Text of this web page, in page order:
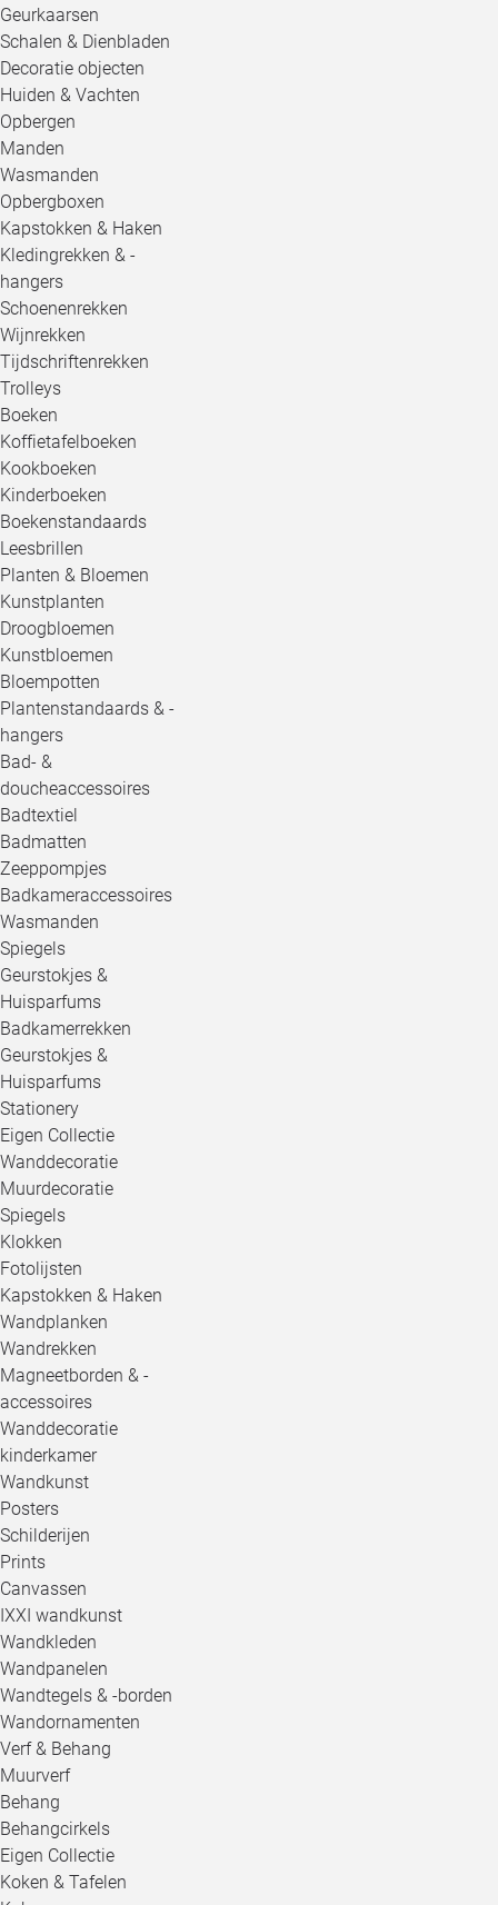
Geurkaarsen
Schalen & Dienbladen
Decoratie objecten
Huiden & Vachten
Opbergen
Manden
Wasmanden
Opbergboxen
Kapstokken & Haken
Kledingrekken & -
hangers
Schoenenrekken
Wijnrekken
Tijdschriftenrekken
Trolleys
Boeken
Koffietafelboeken
Kookboeken
Kinderboeken
Boekenstandaards
Leesbrillen
Planten & Bloemen
Kunstplanten
Droogbloemen
Kunstbloemen
Bloempotten
Plantenstandaards & -
hangers
Bad- &
doucheaccessoires
Badtextiel
Badmatten
Zeeppompjes
Badkameraccessoires
Wasmanden
Spiegels
Geurstokjes &
Huisparfums
Badkamerrekken
Geurstokjes &
Huisparfums
Stationery
Eigen Collectie
Wanddecoratie
Muurdecoratie
Spiegels
Klokken
Fotolijsten
Kapstokken & Haken
Wandplanken
Wandrekken
Magneetborden & -
accessoires
Wanddecoratie
kinderkamer
Wandkunst
Posters
Schilderijen
Prints
Canvassen
IXXI wandkunst
Wandkleden
Wandpanelen
Wandtegels & -borden
Wandornamenten
Verf & Behang
Muurverf
Behang
Behangcirkels
Eigen Collectie
Koken & Tafelen